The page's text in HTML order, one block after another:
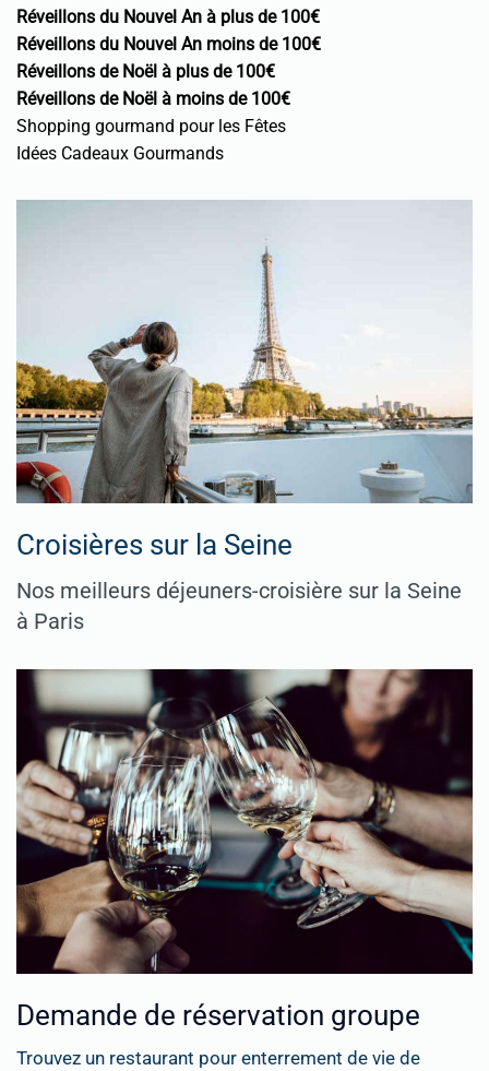
Réveillons du Nouvel An à plus de 100€
Réveillons du Nouvel An moins de 100€
Réveillons de Noël à plus de 100€
Réveillons de Noël à moins de 100€
Shopping gourmand pour les Fêtes
Idées Cadeaux Gourmands
Croisières sur la Seine
Nos meilleurs déjeuners-croisière sur la Seine
à Paris
Demande de réservation groupe
Trouvez un restaurant pour enterrement de vie de